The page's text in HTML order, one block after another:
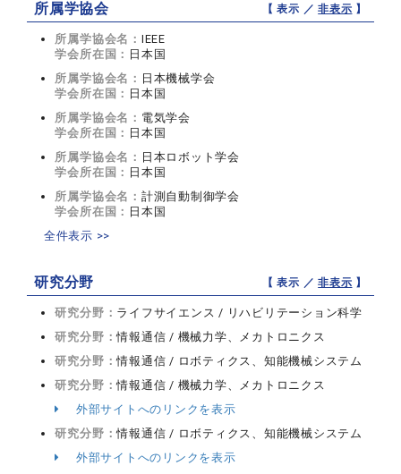
所属学協会 【 表示 ／非表示 】
所属学協会名： IEEE
学会所在国： 日本国
所属学協会名： 日本機械学会
学会所在国： 日本国
所属学協会名： 電気学会
学会所在国： 日本国
所属学協会名： 日本ロボット学会
学会所在国： 日本国
所属学協会名： 計測自動制御学会
学会所在国： 日本国
全件表示 >>
研究分野 【 表示 ／非表示 】
研究分野： ライフサイエンス / リハビリテーション科学
研究分野：情報通信 / 機械力学、メカトロニクス
研究分野：情報通信 / ロボティクス、知能機械システム
研究分野：情報通信 / 機械力学、メカトロニクス
外部サイトへのリンクを表示
研究分野：情報通信 / ロボティクス、知能機械システム
外部サイトへのリンクを表示